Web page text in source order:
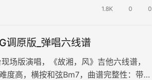
1.8K 0 0
调原版_弹唱六线谱
场版演唱，《故湘，风》吉他六线谱，
度高，横按和弦Bm7，曲谱完整性：带前